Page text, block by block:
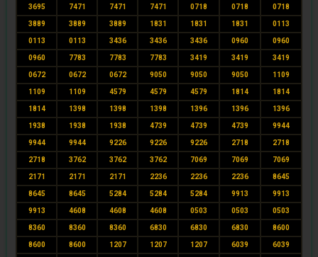
3695 7471 7471 7471 0718 0718 0718
3889 3889 3889 1831 1831 1831 0113
0113 0113 3436 3436 3436 0960 0960
0960 7783 7783 7783 3419 3419 3419
0672 0672 0672 9050 9050 9050 1109
1109 1109 4579 4579 4579 1814 1814
1814 1398 1398 1398 1396 1396 1396
1938 1938 1938 4739 4739 4739 9944
9944 9944 9226 9226 9226 2718 2718
2718 3762 3762 3762 7069 7069 7069
2171 2171 2171 2236 2236 2236 8645
8645 8645 5284 5284 5284 9913 9913
9913 4608 4608 4608 0503 0503 0503
8360 8360 8360 6830 6830 6830 8600
8600 8600 1207 1207 1207 6039 6039